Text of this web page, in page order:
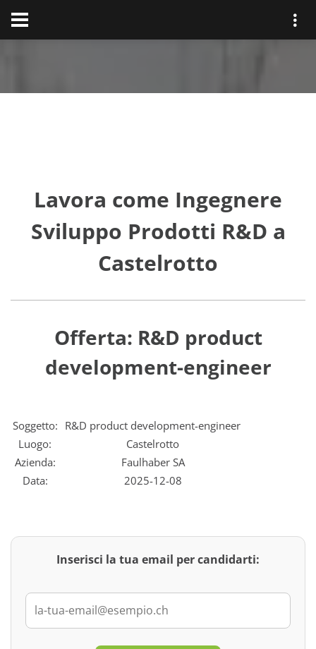
Lavora come Ingegnere
Sviluppo Prodotti R&D a
Castelrotto
Offerta: R&D product
development-engineer
Soggetto: R&D product development-engineer
Luogo:
Castelrotto
Azienda:
Faulhaber SA
Data:
2025-12-08
Inserisci la tua email per candidarti: